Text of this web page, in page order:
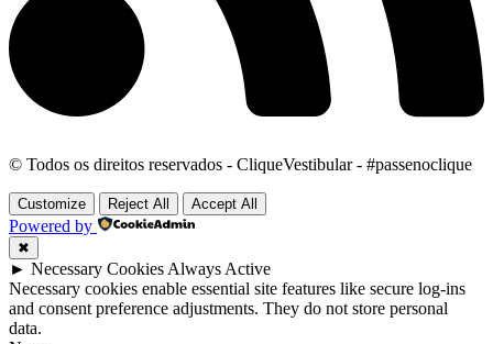
© Todos os direitos reservados - CliqueVestibular - #passenoclique
Customize Reject All Accept All
Powered by
✖
► Necessary Cookies Always Active
Necessary cookies enable essential site features like secure log-ins
and consent preference adjustments. They do not store personal
data.